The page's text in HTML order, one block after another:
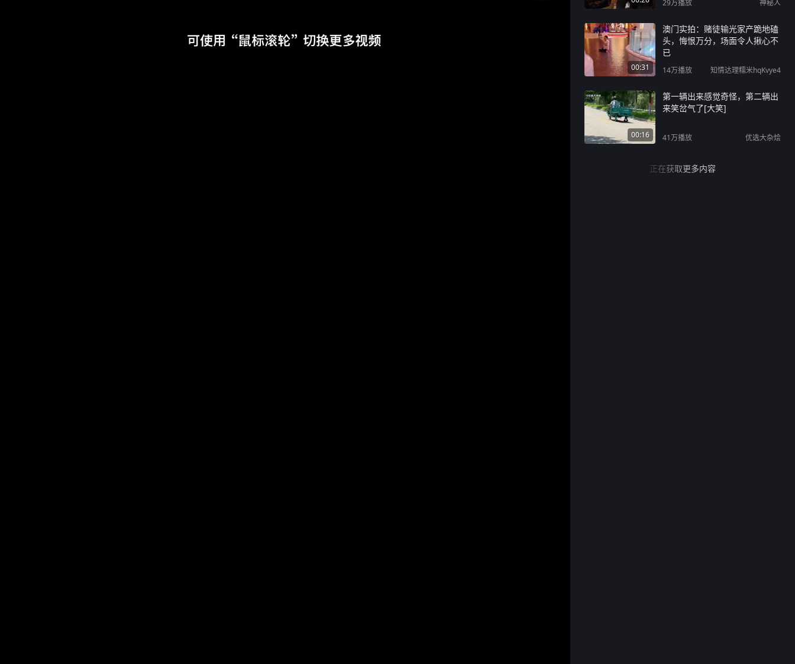
29万播放 神秘人
00:31
澳门实拍：赌徒输光家产跪地磕
头，悔恨万分，场面令人揪心不
已
14万播放 知情达理糯米hqKvye4
00:16
第一辆出来感觉奇怪，第二辆出
来笑岔气了[大笑]
41万播放 优选大杂烩
正在获取更多内容